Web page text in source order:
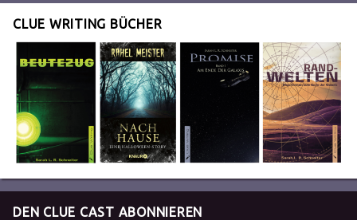
CLUE WRITING BÜCHER
DEN CLUE CAST ABONNIEREN